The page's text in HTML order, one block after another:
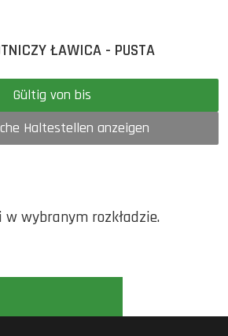
ŁAWICA - PUSTA
Gültig von bis
Haltestellen anzeigen
wybranym rozkładzie.